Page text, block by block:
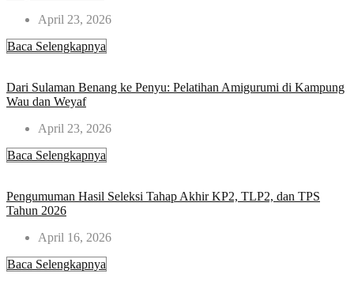
April 23, 2026
Baca Selengkapnya
Dari Sulaman Benang ke Penyu: Pelatihan Amigurumi di Kampung
Wau dan Weyaf
April 23, 2026
Baca Selengkapnya
Pengumuman Hasil Seleksi Tahap Akhir KP2, TLP2, dan TPS
Tahun 2026
April 16, 2026
Baca Selengkapnya